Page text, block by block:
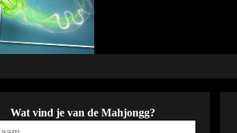
Wat vind je van de Mahjongg?